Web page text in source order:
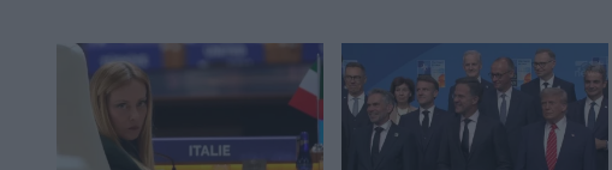
vështirësohet trafiku